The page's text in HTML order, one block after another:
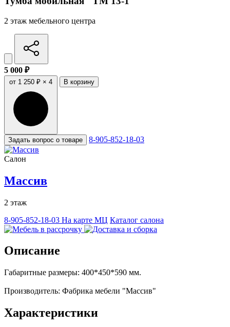
2 этаж мебельного центра
5 000 ₽
от 1 250 ₽ × 4 В корзину
Задать вопрос о товаре 8-905-852-18-03
Салон
Массив
2 этаж
8-905-852-18-03 На карте МЦ Каталог салона
Описание
Габаритные размеры: 400*450*590 мм.
Производитель: Фабрика мебели "Массив"
Характеристики